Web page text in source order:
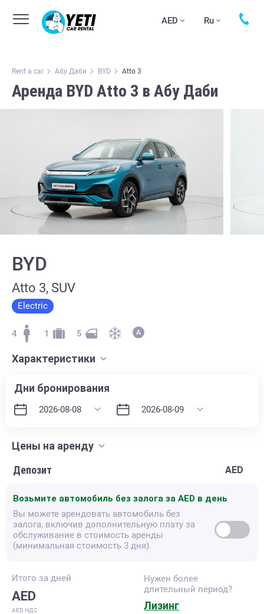
AED Ru
Rent a car Абу Даби BYD Atto 3
Аренда BYD Atto 3 в Абу Даби
BYD
Atto 3, SUV
Electric
4 1 5
Характеристики
Дни бронирования
Цены на аренду
Депозит
AED
Возьмите автомобиль без залога за AED в день
Вы можете арендовать автомобиль без
залога, включив дополнительную плату за
обслуживание в стоимость аренды
(минимальная стоимость 3 дня).
Итого за дней
AED
AED НДС
Нужен более
длительный период?
Лизинг